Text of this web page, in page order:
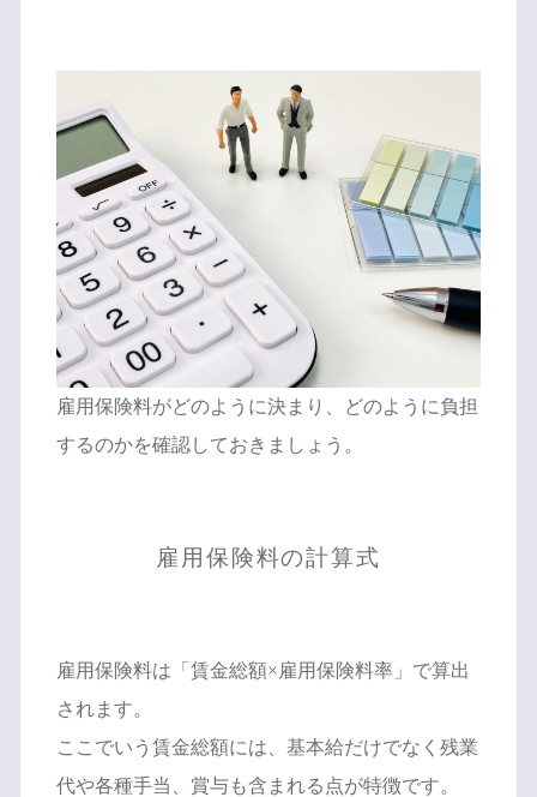
雇用保険料がどのように決まり、どのように負担
するのかを確認しておきましょう。
雇用保険料の計算式
雇用保険料は「賃金総額×雇用保険料率」で算出
されます。
ここでいう賃金総額には、基本給だけでなく残業
代や各種手当、賞与も含まれる点が特徴です。